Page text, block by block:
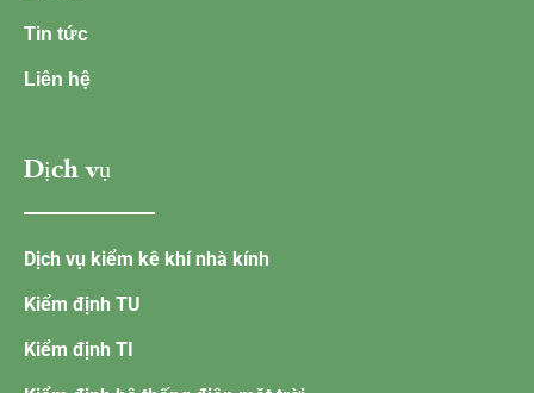
Tin tức
Liên hệ
Dịch vụ
Dịch vụ kiểm kê khí nhà kính
Kiểm định TU
Kiểm định TI